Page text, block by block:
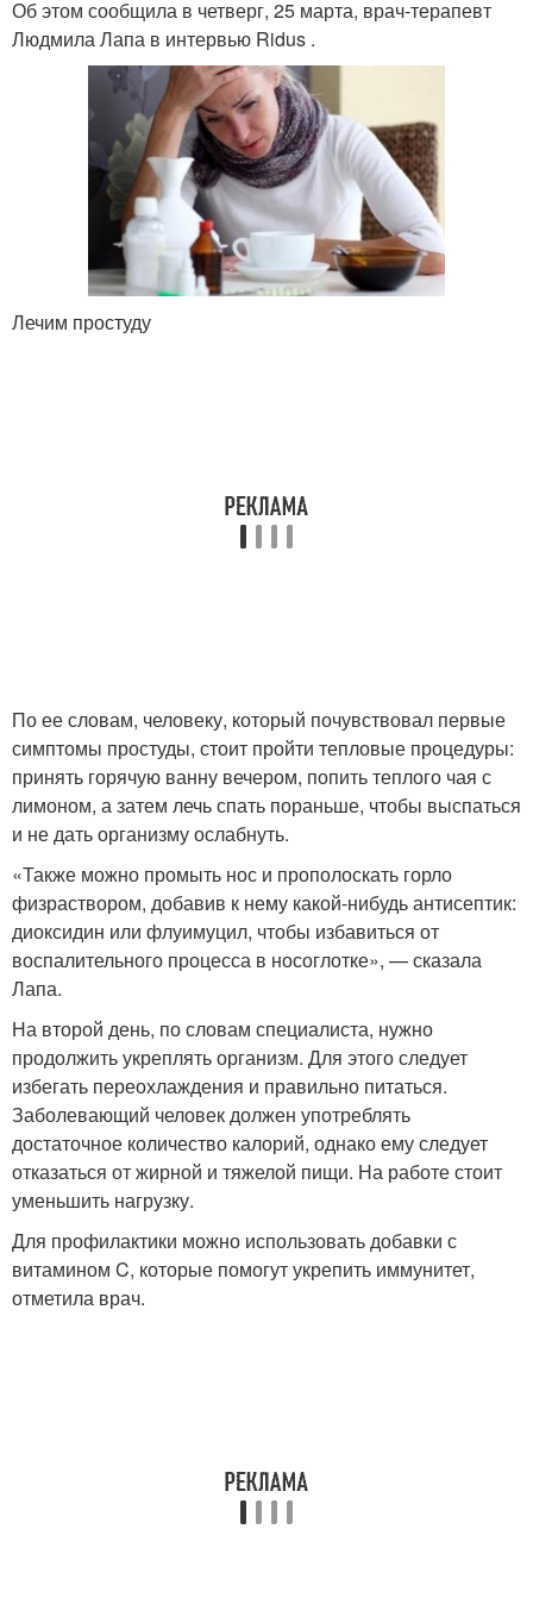
Об этом сообщила в четверг, 25 марта, врач-терапевт
Людмила Лапа в интервью Ridus .
Лечим простуду
По ее словам, человеку, который почувствовал первые
симптомы простуды, стоит пройти тепловые процедуры:
принять горячую ванну вечером, попить теплого чая с
лимоном, а затем лечь спать пораньше, чтобы выспаться
и не дать организму ослабнуть.
«Также можно промыть нос и прополоскать горло
физраствором, добавив к нему какой-нибудь антисептик:
диоксидин или флуимуцил, чтобы избавиться от
воспалительного процесса в носоглотке», — сказала
Лапа.
На второй день, по словам специалиста, нужно
продолжить укреплять организм. Для этого следует
избегать переохлаждения и правильно питаться.
Заболевающий человек должен употреблять
достаточное количество калорий, однако ему следует
отказаться от жирной и тяжелой пищи. На работе стоит
уменьшить нагрузку.
Для профилактики можно использовать добавки с
витамином C, которые помогут укрепить иммунитет,
отметила врач.